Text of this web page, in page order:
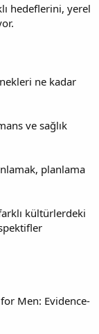
hedeflerini, yerel
ne kadar
ve sağlık
planlama
kültürlerdeki
Men: Evidence-